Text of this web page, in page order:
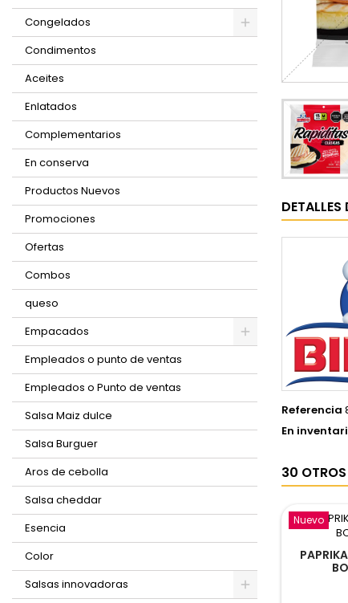
Congelados
Condimentos
Aceites
Enlatados
Complementarios
En conserva
Productos Nuevos
Promociones
Ofertas
Combos
queso
Empacados
Empleados o punto de ventas
Empleados o Punto de ventas
Salsa Maiz dulce
Salsa Burguer
Aros de cebolla
Salsa cheddar
Esencia
Color
Salsas innovadoras
Referencia
En
30
Nuevo